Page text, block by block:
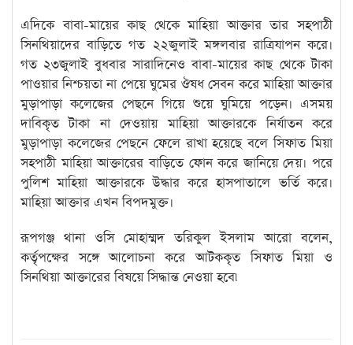
এদিকে বাবা-মায়ের কাছ থেকে মাহিয়া আক্তার তার সহপাঠী
সিনথিয়াদের বাড়িতে গত ২২জুলাই মঙ্গলবার রাত্রিযাপন করে।
গত ২৩জুলাই বুধবার সারাদিনেও বাবা-মায়ের কাছ থেকে টাকা
পাওয়ার নিশ্চয়তা না পেয়ে ঘুমের ঔষধ সেবন করে মাহিয়া আক্তার
মুড়াপাড়া কলেজের পেছনে গিয়ে শুয়ে ঘুমিয়ে পড়েন। এসময়
দাবিকৃত টাকা না দেওয়ায় মাহিয়া আক্তারকে নির্যাতন করে
মুড়াপাড়া কলেজের পেছনে ফেলে রাখা হয়েছে বলে সিফাত মিয়া
সহপাঠী মাহিয়া আক্তারের বাড়িতে ফোন করে জানিয়ে দেয়। পরে
পুলিশ মাহিয়া আক্তারকে উদ্ধার করে হাসপাতালে ভর্তি করে।
মাহিয়া আক্তার এখন বিপদমুক্ত।
রূপগঞ্জ থানা ওসি মোহাম্মদ তরিকুল ইসলাম আরো বলেন,
কর্তৃপক্ষের সঙ্গে আলোচনা করে আটককৃত সিফাত মিয়া ও
সিনথিয়া আক্তারের বিষয়ে সিদ্ধান্ত নেওয়া হবে৷